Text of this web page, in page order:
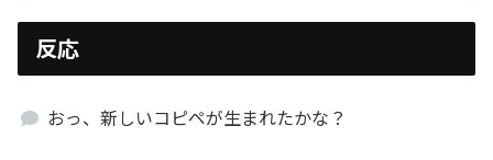
反応
おっ、新しいコピペが生まれたかな？